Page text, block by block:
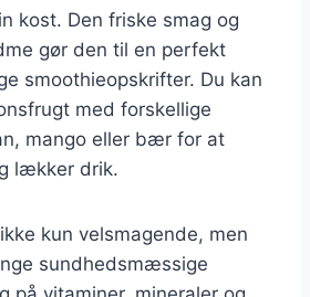
kost. Den friske smag og
gør den til en perfekt
smoothieopskrifter. Du kan
med forskellige
mango eller bær for at
lækker drik.
kun velsmagende, men
sundhedsmæssige